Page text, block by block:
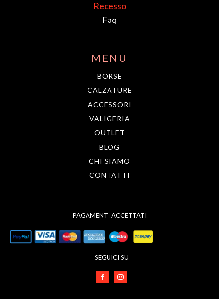
Recesso
Faq
MENU
BORSE
CALZATURE
ACCESSORI
VALIGERIA
OUTLET
BLOG
CHI SIAMO
CONTATTI
PAGAMENTI ACCETTATI
SEGUICI SU